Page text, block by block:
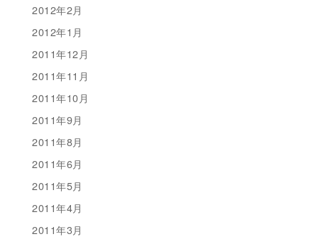
2012年2月
2012年1月
2011年12月
2011年11月
2011年10月
2011年9月
2011年8月
2011年6月
2011年5月
2011年4月
2011年3月